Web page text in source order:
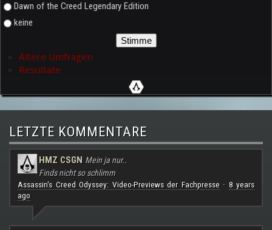
Dawn of the Creed Legendary Edition
keine
Ältere Umfragen
Resultate
LETZTE KOMMENTARE
HMZ CSGN Mein ja nur..
Finds nicht so schlimm
Assassin's Creed Odyssey: Video-Previews der Fachpresse· 8 years
ago